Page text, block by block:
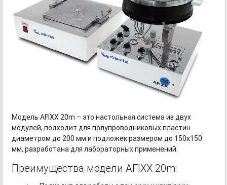
Модель AFIXX 20m – это настольная система из двух
модулей, подходит для полупроводниковых пластин
диаметром до 200 мм и подложек размером до 150х150
мм, разработана для лабораторных применений.
Преимущества модели AFIXX 20m: